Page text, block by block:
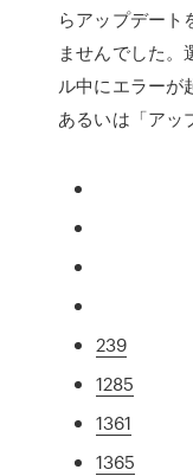
らアップデート
ませんでした。
ル中にエラーが
あるいは「アッ
239
1285
1361
1365